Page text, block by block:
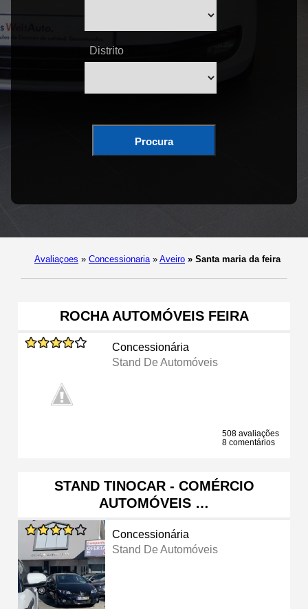
Distrito
Procura
Avaliaçoes » Concessionaria » Aveiro » Santa maria da feira
ROCHA AUTOMÓVEIS FEIRA
Concessionária
Stand De Automóveis
508 avaliações
8 comentários
STAND TINOCAR - COMÉRCIO
AUTOMÓVEIS …
Concessionária
Stand De Automóveis